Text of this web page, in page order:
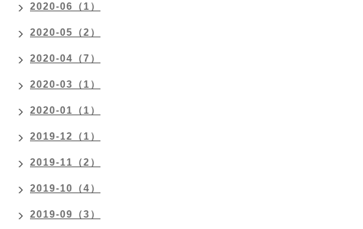
2020-06（1）
2020-05（2）
2020-04（7）
2020-03（1）
2020-01（1）
2019-12（1）
2019-11（2）
2019-10（4）
2019-09（3）